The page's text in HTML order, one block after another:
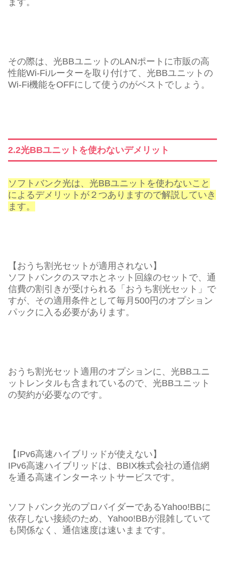
その際は、光BBユニットのLANポートに市販の高
性能Wi-Fiルーターを取り付けて、光BBユニットの
Wi-Fi機能をOFFにして使うのがベストでしょう。
2.2光BBユニットを使わないデメリット
ソフトバンク光は、光BBユニットを使わないこと
によるデメリットが２つありますので解説していき
ます。
【おうち割光セットが適用されない】
ソフトバンクのスマホとネット回線のセットで、通
信費の割引きが受けられる「おうち割光セット」で
すが、その適用条件として毎月500円のオプション
パックに入る必要があります。
おうち割光セット適用のオプションに、光BBユニ
ットレンタルも含まれているので、光BBユニット
の契約が必要なのです。
【IPv6高速ハイブリッドが使えない】
IPv6高速ハイブリッドは、BBIX株式会社の通信網
を通る高速インターネットサービスです。
ソフトバンク光のプロバイダーであるYahoo!BBに
依存しない接続のため、Yahoo!BBが混雑していて
も関係なく、通信速度は速いままです。